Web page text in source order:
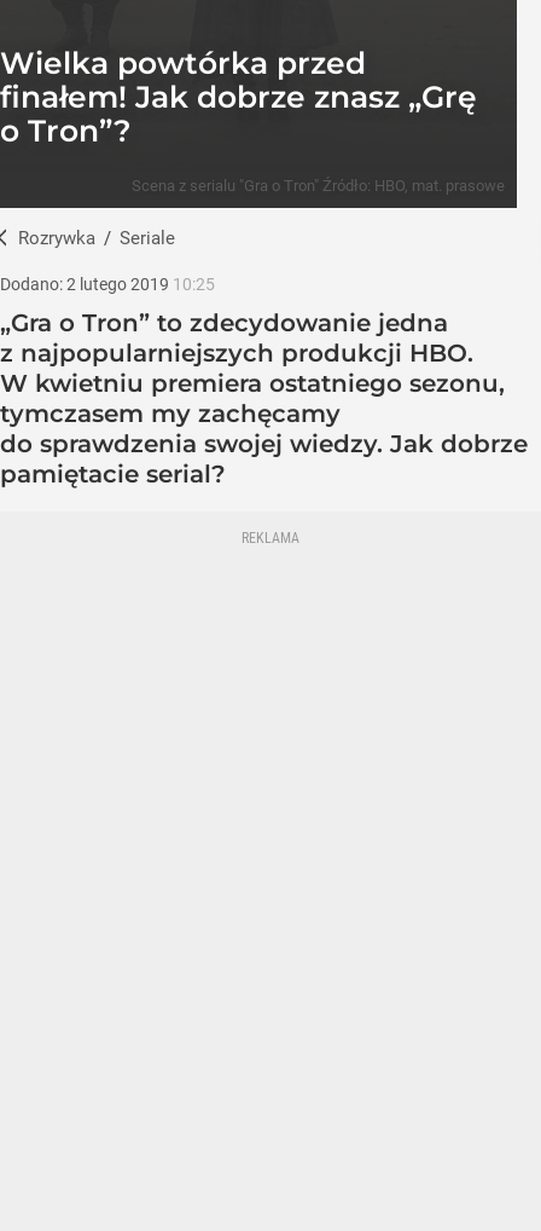
Wielka powtórka przed
finałem! Jak dobrze znasz „Grę
o Tron”?
Scena z serialu "Gra o Tron" Źródło: HBO, mat. prasowe
Rozrywka / Seriale
Dodano:2 lutego2019 10:25
„Gra o Tron” to zdecydowanie jedna
z najpopularniejszych produkcji HBO.
W kwietniu premiera ostatniego sezonu,
tymczasem my zachęcamy
do sprawdzenia swojej wiedzy. Jak dobrze
pamiętacie serial?